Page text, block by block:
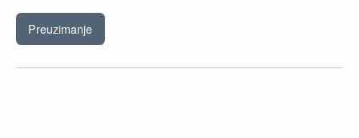
Preuzimanje